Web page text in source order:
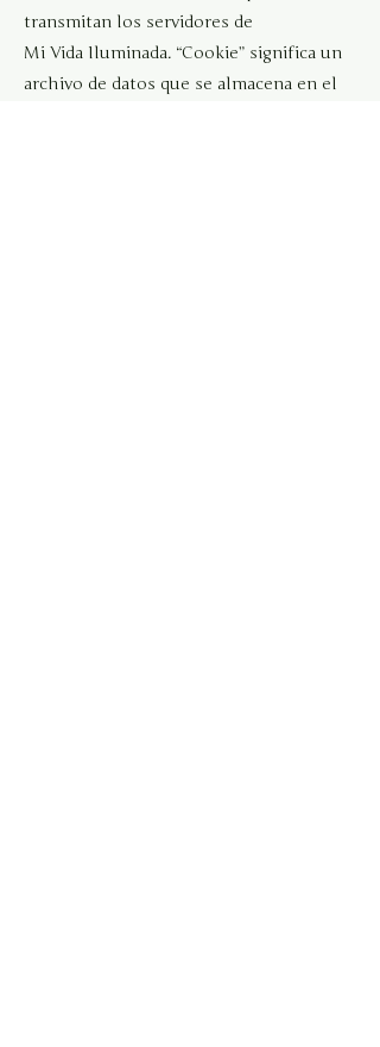
transmitan los servidores de
Mi Vida Iluminada. “Cookie” significa un
archivo de datos que se almacena en el